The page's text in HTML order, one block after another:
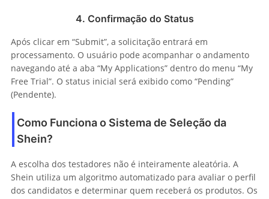
4. Confirmação do Status
Após clicar em “Submit”, a solicitação entrará em
processamento. O usuário pode acompanhar o andamento
navegando até a aba “My Applications” dentro do menu “My
Free Trial”. O status inicial será exibido como “Pending”
(Pendente).
Como Funciona o Sistema de Seleção da
Shein?
A escolha dos testadores não é inteiramente aleatória. A
Shein utiliza um algoritmo automatizado para avaliar o perfil
dos candidatos e determinar quem receberá os produtos. Os